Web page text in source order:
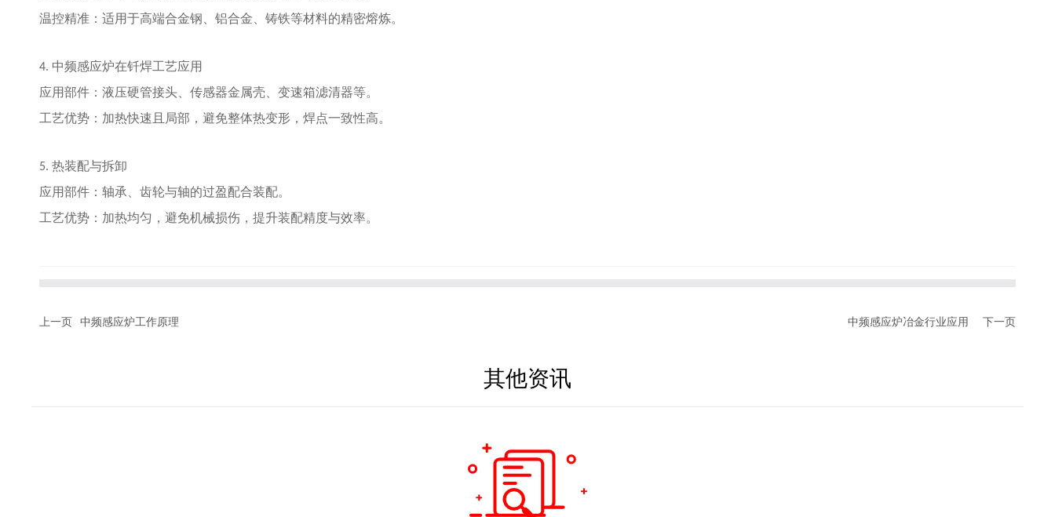
温控精准：适用于高端合金钢、铝合金、铸铁等材料的精密熔炼。
4. 中频感应炉在钎焊工艺应用
应用部件：液压硬管接头、传感器金属壳、变速箱滤清器等。
工艺优势：加热快速且局部，避免整体热变形，焊点一致性高。
5.热装配与拆卸
应用部件：轴承、齿轮与轴的过盈配合装配。
工艺优势：加热均匀，避免机械损伤，提升装配精度与效率。
上一页 中频感应炉工作原理 中频感应炉冶金行业应用 下一页
其他资讯